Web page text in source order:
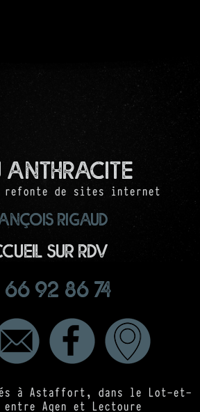
Anthracite
refonte de sites internet
RIGAUD
sur RDV
92 86 74
à Astaffort, dans le Lot-et-
entre Agen et Lectoure